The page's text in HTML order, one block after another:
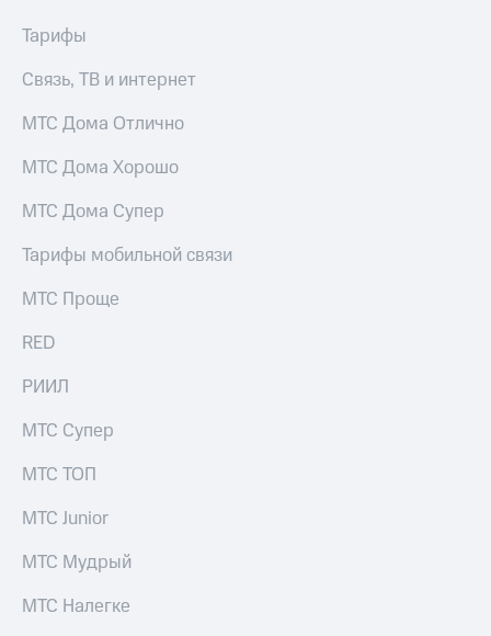
онлайн
Скидка 30%
на связь
С картой
МТС
Деньги
МТС
Платежи
и
переводы
номер
автоплатежа
РИИЛ
и МТС Супер
при оплате
МТС Деньги
Обзоры
до 40%
МТС
Тарифы
Связь, ТВ и интернет
МТС Дома Отлично
МТС Дома Хорошо
МТС Дома Супер
Тарифы мобильной связи
МТС Проще
RED
РИИЛ
МТС Супер
МТС ТОП
МТС Junior
МТС Мудрый
МТС Налегке